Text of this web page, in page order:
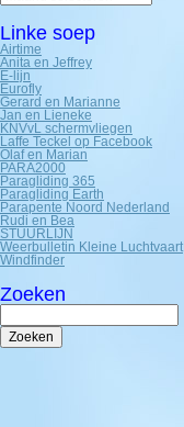
Linke soep
Airtime
Anita en Jeffrey
E-lijn
Eurofly
Gerard en Marianne
Jan en Lieneke
KNVvL schermvliegen
Laffe Teckel op Facebook
Olaf en Marian
PARA2000
Paragliding 365
Paragliding Earth
Parapente Noord Nederland
Rudi en Bea
STUURLIJN
Weerbulletin Kleine Luchtvaart
Windfinder
Zoeken
Zoeken
naar: